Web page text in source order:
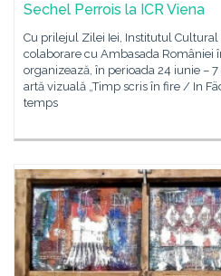
Sechel Perrois la ICR Viena
Cu prilejul Zilei Iei, Institutul Cultural
colaborare cu Ambasada României
organizează, în perioada 24 iunie –
artă vizuală „Timp scris în fire / In
temps